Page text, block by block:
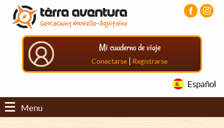
Pasar
contenido
principal
Pasar
menú
principal
Pasar
principal
Mi cuaderno de viaje
Conectarse | Registrarse
Español
Menu